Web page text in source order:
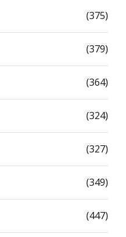
(375)
(379)
(364)
(324)
(327)
(349)
(447)